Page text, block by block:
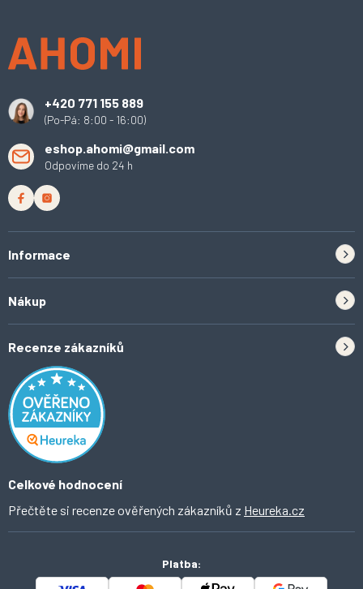
+420 771 155 889
(Po-Pá: 8:00 - 16:00)
eshop.ahomi@gmail.com
Odpovíme do 24 h
Informace
Tipy do kuchyně
Inspirace a trendy
Domácí vychytávky
O Ahomi
Nákup
Odstoupení od smlouvy
Obchodní podmínky
Ochrana osobních údajů
Recenze zákazníků
Celkové hodnocení
Přečtěte si recenze ověřených zákazníků z Heureka.cz
Platba: